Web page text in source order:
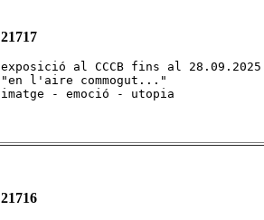
21717
exposició al CCCB fins al 28.09.2025
"en l'aire commogut..."
imatge - emoció - utopia
21716